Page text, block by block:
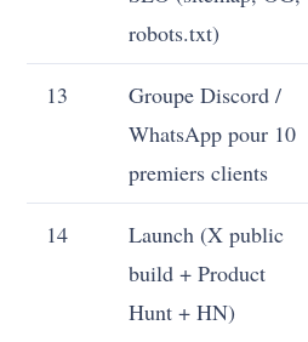
robots.txt)
13
Groupe Discord /
WhatsApp pour 10
premiers clients
14
Launch (X public
build + Product
Hunt + HN)